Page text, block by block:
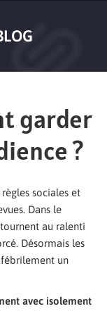
garder
?
sociales et
Dans le
au ralenti
Désormais les
un
avec isolement